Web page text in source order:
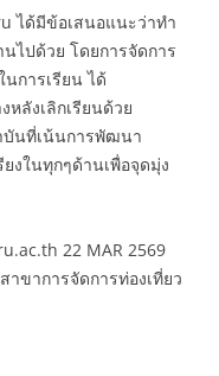
ได้มีข้อเสนอแนะว่าทำ
ไปด้วย โดยการจัดการ
การเรียน ได้
ลังเลิกเรียนด้วย
บันที่เน้นการพัฒนา
งในทุกๆด้านเพื่อจุดมุ่ง
22 MAR 2569
ขาการจัดการท่องเที่ยว